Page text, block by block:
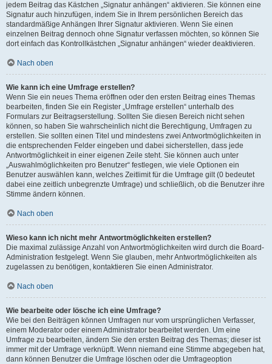
jedem Beitrag das Kästchen „Signatur anhängen“ aktivieren. Sie können eine
Signatur auch hinzufügen, indem Sie in Ihrem persönlichen Bereich das
standardmäßige Anhängen Ihrer Signatur aktivieren. Wenn Sie einen
einzelnen Beitrag dennoch ohne Signatur verfassen möchten, so können Sie
dort einfach das Kontrollkästchen „Signatur anhängen“ wieder deaktivieren.
Nach oben
Wie kann ich eine Umfrage erstellen?
Wenn Sie ein neues Thema eröffnen oder den ersten Beitrag eines Themas
bearbeiten, finden Sie ein Register „Umfrage erstellen“ unterhalb des
Formulars zur Beitragserstellung. Sollten Sie diesen Bereich nicht sehen
können, so haben Sie wahrscheinlich nicht die Berechtigung, Umfragen zu
erstellen. Sie sollten einen Titel und mindestens zwei Antwortmöglichkeiten in
die entsprechenden Felder eingeben und dabei sicherstellen, dass jede
Antwortmöglichkeit in einer eigenen Zeile steht. Sie können auch unter
„Auswahlmöglichkeiten pro Benutzer“ festlegen, wie viele Optionen ein
Benutzer auswählen kann, welches Zeitlimit für die Umfrage gilt (0 bedeutet
dabei eine zeitlich unbegrenzte Umfrage) und schließlich, ob die Benutzer ihre
Stimme ändern können.
Nach oben
Wieso kann ich nicht mehr Antwortmöglichkeiten erstellen?
Die maximal zulässige Anzahl von Antwortmöglichkeiten wird durch die Board-
Administration festgelegt. Wenn Sie glauben, mehr Antwortmöglichkeiten als
zugelassen zu benötigen, kontaktieren Sie einen Administrator.
Nach oben
Wie bearbeite oder lösche ich eine Umfrage?
Wie bei den Beiträgen können Umfragen nur vom ursprünglichen Verfasser,
einem Moderator oder einem Administrator bearbeitet werden. Um eine
Umfrage zu bearbeiten, ändern Sie den ersten Beitrag des Themas; dieser ist
immer mit der Umfrage verknüpft. Wenn niemand eine Stimme abgegeben hat,
dann können Benutzer die Umfrage löschen oder die Umfrageoption